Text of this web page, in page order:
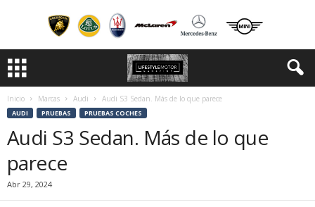
Inicio Marcas Audi Audi S3 Sedan. Más de lo que parece
AUDI PRUEBAS PRUEBAS COCHES
Audi S3 Sedan. Más de lo que
parece
Abr 29, 2024